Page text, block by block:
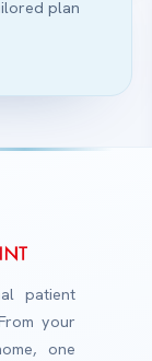
plan
patient
your
one